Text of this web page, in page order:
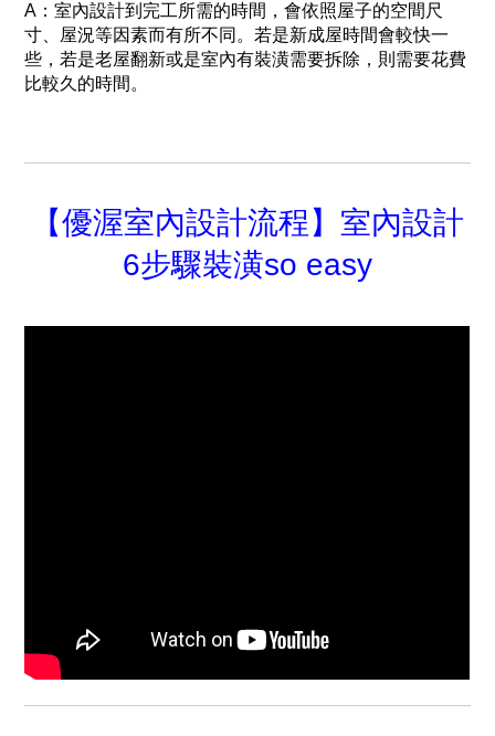
A：室內設計到完工所需的時間，會依照屋子的空間尺
寸、屋況等因素而有所不同。若是新成屋時間會較快一
些，若是老屋翻新或是室內有裝潢需要拆除，則需要花費
比較久的時間。
【優渥室內設計流程】室內設計
6步驟裝潢so easy